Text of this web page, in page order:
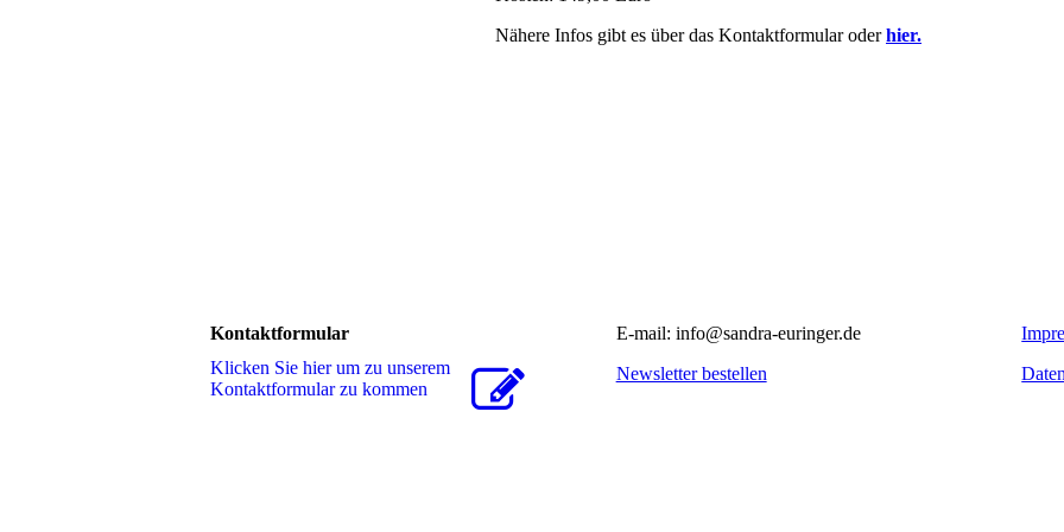
Nähere Infos gibt es über das Kontaktformular oderhier.
Kontaktformular
Klicken Sie hier um zu unserem
Kon­takt­for­mu­lar zu kommen
E-mail: info@sandra-euringer.de
Newsletter bestellen